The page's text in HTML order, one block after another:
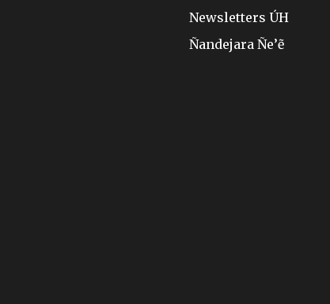
Newsletters ÚH
Ñandejara Ñe’ẽ